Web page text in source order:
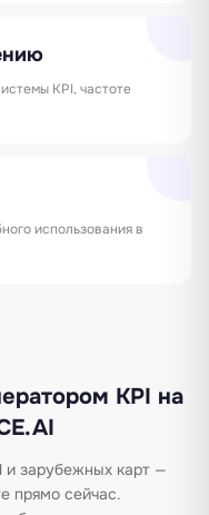
KPI, частоте
использования в
KPI на
и зарубежных карт —
прямо сейчас.